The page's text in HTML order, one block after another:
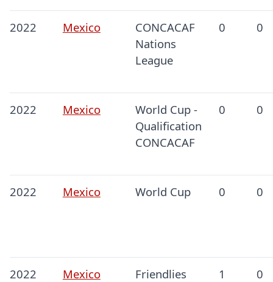
2022 Mexico
CONCACAF
Nations
League
0 0
2022 Mexico
World Cup -
Qualification
CONCACAF
0 0
2022 Mexico World Cup 0 0
2022 Mexico Friendlies 1 0